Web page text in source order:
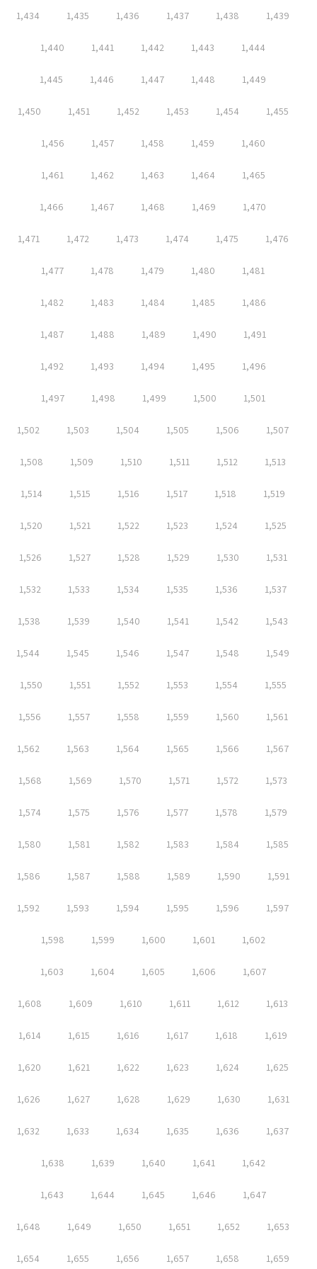
1,434 1,435 1,436 1,437 1,438 1,439
1,440 1,441 1,442 1,443 1,444
1,445 1,446 1,447 1,448 1,449
1,450 1,451 1,452 1,453 1,454 1,455
1,456 1,457 1,458 1,459 1,460
1,461 1,462 1,463 1,464 1,465
1,466 1,467 1,468 1,469 1,470
1,471 1,472 1,473 1,474 1,475 1,476
1,477 1,478 1,479 1,480 1,481
1,482 1,483 1,484 1,485 1,486
1,487 1,488 1,489 1,490 1,491
1,492 1,493 1,494 1,495 1,496
1,497 1,498 1,499 1,500 1,501
1,502 1,503 1,504 1,505 1,506 1,507
1,508 1,509 1,510 1,511 1,512 1,513
1,514 1,515 1,516 1,517 1,518 1,519
1,520 1,521 1,522 1,523 1,524 1,525
1,526 1,527 1,528 1,529 1,530 1,531
1,532 1,533 1,534 1,535 1,536 1,537
1,538 1,539 1,540 1,541 1,542 1,543
1,544 1,545 1,546 1,547 1,548 1,549
1,550 1,551 1,552 1,553 1,554 1,555
1,556 1,557 1,558 1,559 1,560 1,561
1,562 1,563 1,564 1,565 1,566 1,567
1,568 1,569 1,570 1,571 1,572 1,573
1,574 1,575 1,576 1,577 1,578 1,579
1,580 1,581 1,582 1,583 1,584 1,585
1,586 1,587 1,588 1,589 1,590 1,591
1,592 1,593 1,594 1,595 1,596 1,597
1,598 1,599 1,600 1,601 1,602
1,603 1,604 1,605 1,606 1,607
1,608 1,609 1,610 1,611 1,612 1,613
1,614 1,615 1,616 1,617 1,618 1,619
1,620 1,621 1,622 1,623 1,624 1,625
1,626 1,627 1,628 1,629 1,630 1,631
1,632 1,633 1,634 1,635 1,636 1,637
1,638 1,639 1,640 1,641 1,642
1,643 1,644 1,645 1,646 1,647
1,648 1,649 1,650 1,651 1,652 1,653
1,654 1,655 1,656 1,657 1,658 1,659